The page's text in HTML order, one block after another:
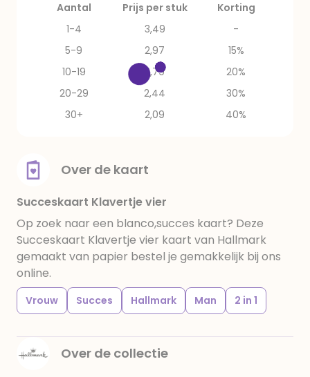
Aantal Prijs per stuk
Korting
1-4
3,49
-
5-9
2,97
15%
10-19
2,79
20%
20-29
2,44
30%
30+
2,09 40%
Over de kaart
Succeskaart Klavertje vier
Op zoek naar een blanco,succes kaart? Deze
Succeskaart Klavertje vier kaart van Hallmark
gemaakt van papier bestel je gemakkelijk bij ons
online.
Vrouw Succes Hallmark Man 2 in 1
Over de collectie